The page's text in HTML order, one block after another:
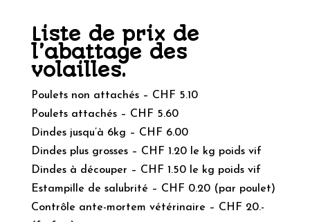
Liste de prix de
l’abattage des
volailles.
Poulets non attachés – CHF 5.10
Poulets attachés – CHF 5.60
Dindes jusqu’à 6kg – CHF 6.00
Dindes plus grosses – CHF 1.20 le kg poids vif
Dindes à découper – CHF 1.50 le kg poids vif
Estampille de salubrité – CHF 0.20 (par poulet)
Contrôle ante-mortem vétérinaire – CHF 20.-